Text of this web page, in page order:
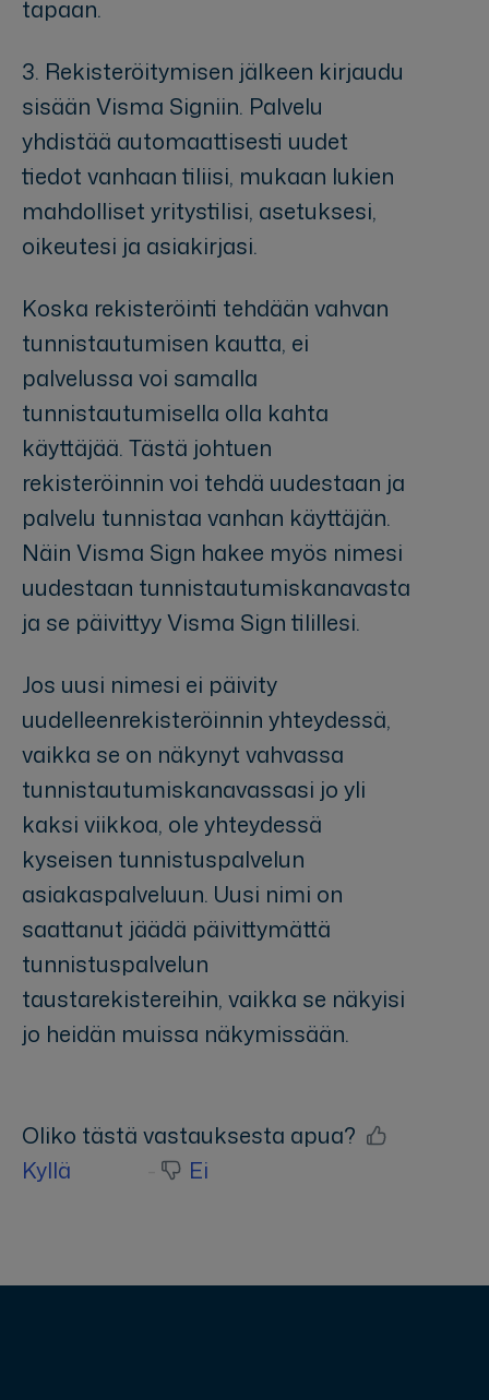
tapaan.
3. Rekisteröitymisen jälkeen kirjaudu
sisään Visma Signiin. Palvelu
yhdistää automaattisesti uudet
tiedot vanhaan tiliisi, mukaan lukien
mahdolliset yritystilisi, asetuksesi,
oikeutesi ja asiakirjasi.
Koska rekisteröinti tehdään vahvan
tunnistautumisen kautta, ei
palvelussa voi samalla
tunnistautumisella olla kahta
käyttäjää. Tästä johtuen
rekisteröinnin voi tehdä uudestaan ja
palvelu tunnistaa vanhan käyttäjän.
Näin Visma Sign hakee myös nimesi
uudestaan tunnistautumiskanavasta
ja se päivittyy Visma Sign tilillesi.
Jos uusi nimesi ei päivity
uudelleenrekisteröinnin yhteydessä,
vaikka se on näkynyt vahvassa
tunnistautumiskanavassasi jo yli
kaksi viikkoa, ole yhteydessä
kyseisen tunnistuspalvelun
asiakaspalveluun. Uusi nimi on
saattanut jäädä päivittymättä
tunnistuspalvelun
taustarekistereihin, vaikka se näkyisi
jo heidän muissa näkymissään.
Oliko tästä vastauksesta apua?
Kyllä
Ei